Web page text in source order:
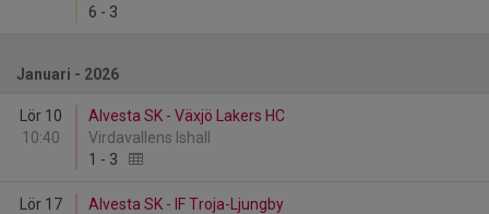
6 - 3
Januari - 2026
Lör 10
10:40
Alvesta SK - Växjö Lakers HC
Virdavallens Ishall
1 - 3
Lör 17
Alvesta SK - IF Troja-Ljungby